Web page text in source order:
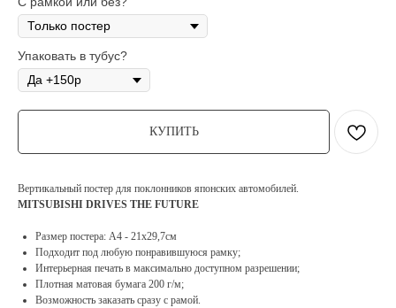
Упаковать в тубус?
КУПИТЬ
Вертикальный постер для поклонников японских автомобилей.
MITSUBISHI DRIVES THE FUTURE
Размер постера: А4 - 21х29,7см
Подходит под любую понравившуюся рамку;
Интерьерная печать в максимально доступном разрешении;
Плотная матовая бумага 200 г/м;
Возможность заказать сразу с рамой.